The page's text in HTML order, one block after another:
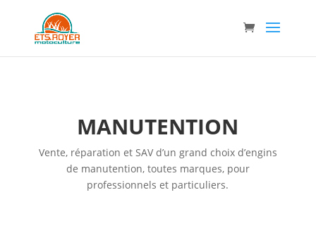
MANUTENTION
Vente, réparation et SAV d’un grand choix d’engins
de manutention, toutes marques, pour
professionnels et particuliers.